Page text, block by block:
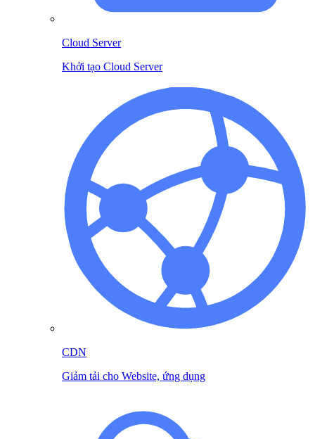
Cloud Server
Khởi tạo Cloud Server
CDN
Giảm tải cho Website, ứng dụng